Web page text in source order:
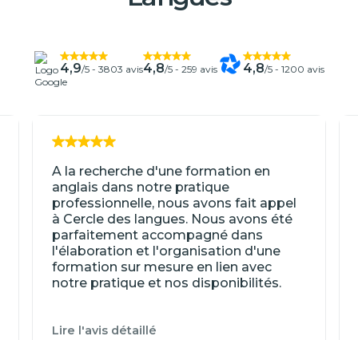
4,9/5 - 3803 avis4,8/5 - 259 avis 4,8/5 - 1200 avis
A la recherche d'une formation en
anglais dans notre pratique
professionnelle, nous avons fait appel
à Cercle des langues. Nous avons été
parfaitement accompagné dans
l'élaboration et l'organisation d'une
formation sur mesure en lien avec
notre pratique et nos disponibilités.
Lire l'avis détaillé